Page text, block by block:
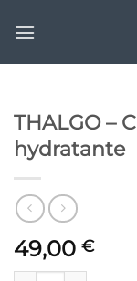
au
THALGO –
hydratante
49,00 €